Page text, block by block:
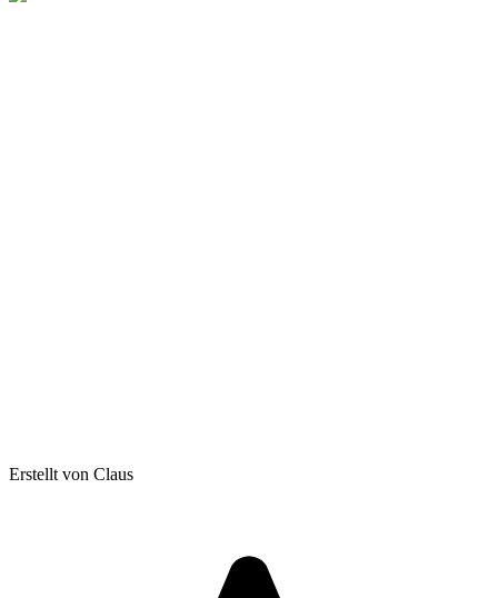
Erstellt von Claus